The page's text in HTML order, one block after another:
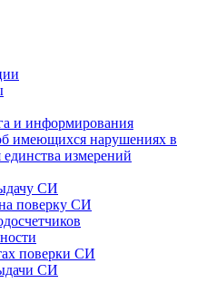
и информирования
имеющихся нарушениях в
единства измерений
СИ
поверку СИ
поверки СИ
СИ